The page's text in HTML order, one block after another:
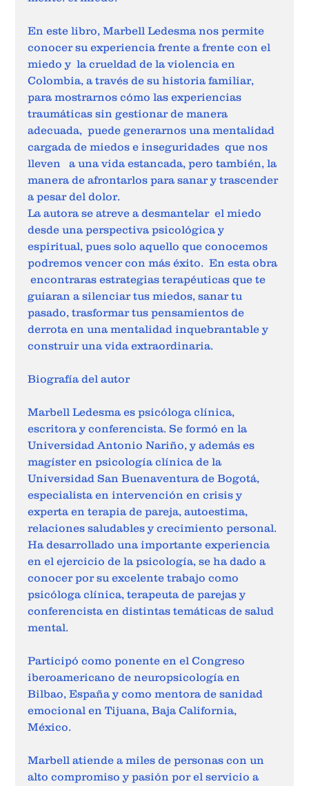
En este libro, Marbell Ledesma nos permite
conocer su experiencia frente a frente con el
miedo y  la crueldad de la violencia en
Colombia, a través de su historia familiar,
para mostrarnos cómo las experiencias
traumáticas sin gestionar de manera
adecuada,  puede generarnos una mentalidad
cargada de miedos e inseguridades  que nos
lleven   a una vida estancada, pero también, la
manera de afrontarlos para sanar y trascender
a pesar del dolor.
La autora se atreve a desmantelar  el miedo
desde una perspectiva psicológica y
espiritual, pues solo aquello que conocemos
podremos vencer con más éxito.  En esta obra
encontraras estrategias terapéuticas que te
guiaran a silenciar tus miedos, sanar tu
pasado, trasformar tus pensamientos de
derrota en una mentalidad inquebrantable y
construir una vida extraordinaria.
Biografía del autor
Marbell Ledesma es psicóloga clínica,
escritora y conferencista. Se formó en la
Universidad Antonio Nariño, y además es
magíster en psicología clínica de la
Universidad San Buenaventura de Bogotá,
especialista en intervención en crisis y
experta en terapia de pareja, autoestima,
relaciones saludables y crecimiento personal.
Ha desarrollado una importante experiencia
en el ejercicio de la psicología, se ha dado a
conocer por su excelente trabajo como
psicóloga clínica, terapeuta de parejas y
conferencista en distintas temáticas de salud
mental.
Participó como ponente en el Congreso
iberoamericano de neuropsicología en
Bilbao, España y como mentora de sanidad
emocional en Tijuana, Baja California,
México.
Marbell atiende a miles de personas con un
alto compromiso y pasión por el servicio a